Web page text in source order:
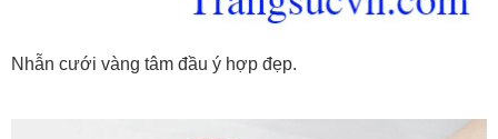
Nhẫn cưới vàng tâm đầu ý hợp đẹp.